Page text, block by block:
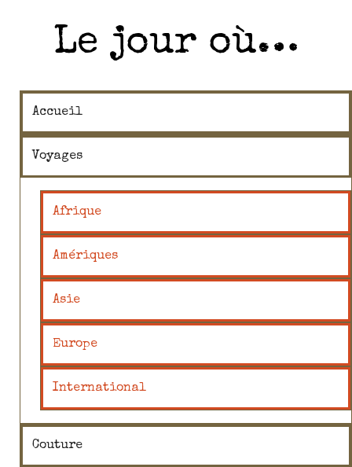
Le jour où…
Accueil
Voyages
Afrique
Amériques
Asie
Europe
International
Couture